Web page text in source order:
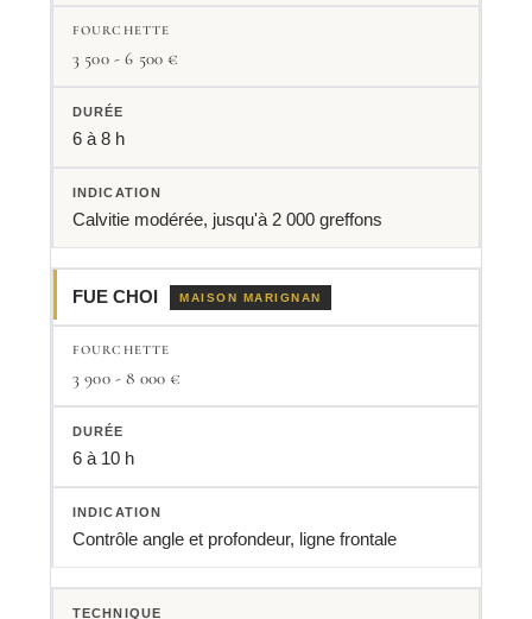
3 500 - 6 500 €
6 à 8 h
Calvitie modérée, jusqu'à 2 000 greffons
FUE CHOI MAISON MARIGNAN
3 900 - 8 000 €
6 à 10 h
Contrôle angle et profondeur, ligne frontale